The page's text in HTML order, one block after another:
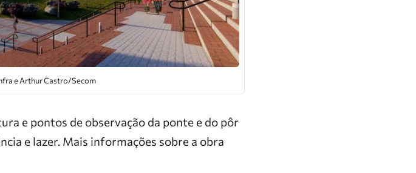
e Arthur Castro/Secom
e pontos de observação da ponte e do pôr
e lazer. Mais informações sobre a obra